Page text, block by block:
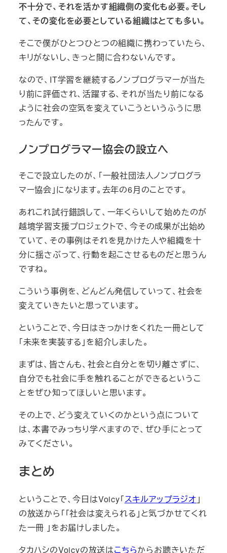
不十分で、それを活かす組織側の変化も必要。そし
て、その変化を必要としている組織はとても多い。
そこで僕がひとつひとつの組織に携わっていたら、
キリがないし、きっと間に合わないんです。
なので、IT学習を継続するノンプログラマーが当た
り前に評価され、活躍する、それが当たり前になる
ように社会の空気を変えていこうというふうに思
ったんです。
ノンプログラマー協会の設立へ
そこで設立したのが、「一般社団法人ノンプログラ
マー協会」になります。去年の6月のことです。
あれこれ試行錯誤して、一年くらいして始めたのが
越境学習支援プロジェクトで、今その成果が出始め
ていて、その事例はそれを見かけた人や組織を十
分に揺さぶって、行動を起こさせるものだと思うん
ですね。
こういう事例を、どんどん発信していって、社会を
変えていきたいと思っています。
ということで、今日はきっかけをくれた一冊として
「未来を実装する」を紹介しました。
まずは、皆さんも、社会と自分とを切り離さずに、
自分でも社会に手を触れることができるというこ
とをぜひ知ってほしいと思います。
その上で、どう変えていくのかという点について
は、本書でみっちり学べますので、ぜひ手にとって
みてください。
まとめ
ということで、今日はVoicy「スキルアップラジオ 」
の放送から「「社会は変えられる」と気づかせてくれ
た一冊 」をお届けしました。
タカハシのVoicyの放送はこちらからお聴きいただ